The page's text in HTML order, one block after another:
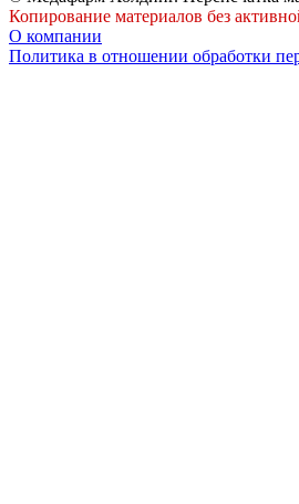
Копирование материалов без
О компании
Политика в отношении обработки